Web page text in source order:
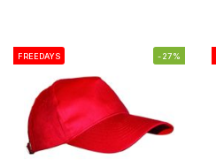
FREEDAYS -27%